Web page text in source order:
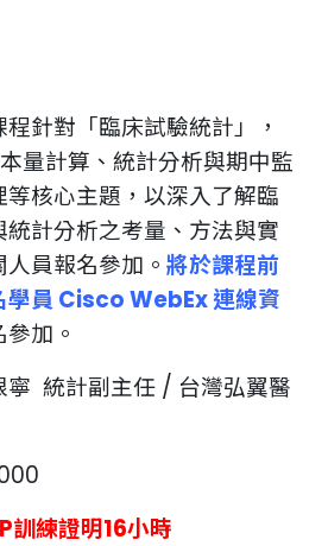
程針對「臨床試驗統計」，
量計算、統計分析與期中監
核心主題，以深入了解臨
計分析之考量、方法與實
員報名參加。 將於課程前
學員 Cisco WebEx 連線資
加。
寧 統計副主任 / 台灣弘翼醫
訓練證明16小時